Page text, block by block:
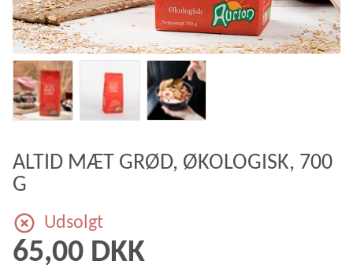
ALTID MÆT GRØD, ØKOLOGISK, 700
G
Udsolgt
65,00 DKK